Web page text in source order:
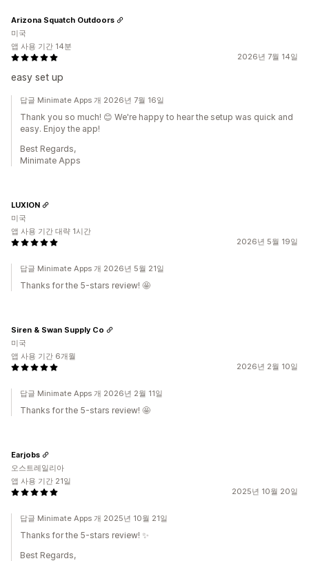
2026년 7월 14일
easy set up
Arizona Squatch Outdoors
미국
앱 사용 기간 14분
답글 Minimate Apps 개 2026년 7월 16일
Thank you so much! 😊 We're happy to hear the setup was quick and
easy. Enjoy the app!
Best Regards,
Minimate Apps
2026년 5월 19일
LUXION
미국
앱 사용 기간 대략 1시간
답글 Minimate Apps 개 2026년 5월 21일
Thanks for the 5-stars review! 🤩
2026년 2월 10일
Siren & Swan Supply Co
미국
앱 사용 기간 6개월
답글 Minimate Apps 개 2026년 2월 11일
Thanks for the 5-stars review! 🤩
2025년 10월 20일
Earjobs
오스트레일리아
앱 사용 기간 21일
답글 Minimate Apps 개 2025년 10월 21일
Thanks for the 5-stars review! ✨
Best Regards,